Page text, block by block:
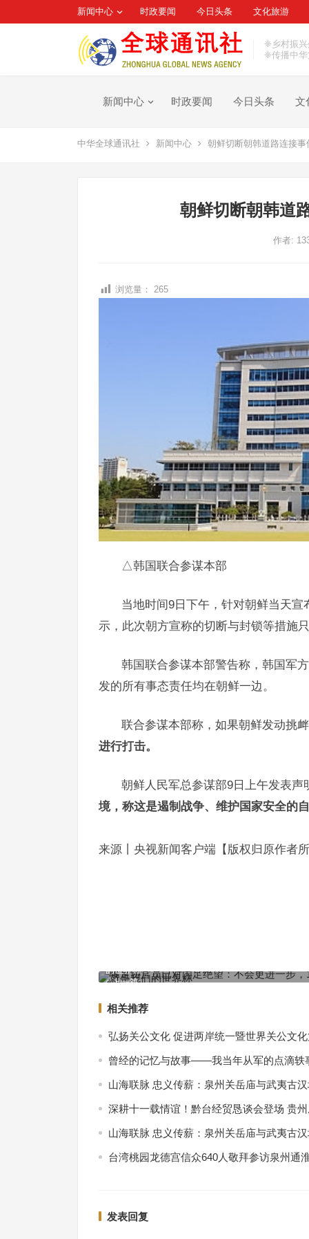
新闻中心 时政要闻 今日头条 文化旅游
❈乡村振
❈传播中
新闻中心 时政要闻 今日头条 文
中华全球通讯社 新闻中心 朝鲜切断朝韩道路连接
朝鲜切断朝韩道
作者:
浏览量： 265
△韩国联合参谋本部
当地时间9日下午，针对朝鲜当天
示，此次朝方宣称的切断与封锁等措施
韩国联合参谋本部警告称，韩国军
发的所有事态责任均在朝鲜一边。
联合参谋本部称，如果朝鲜发动挑
进行打击。
朝鲜人民军总参谋部9日上午发表声
境，称这是遏制战争、维护国家安全的
来源丨央视新闻客户端【版权归原作者
上一篇
的世界杯
相关推荐
弘扬关公文化 促进两岸统一暨世界关公文
曾经的记忆与故事——我当年从军的点滴轶
山海联脉 忠义传薪：泉州关岳庙与武夷古
深耕十一载情谊！黔台经贸恳谈会登场 贵
山海联脉 忠义传薪：泉州关岳庙与武夷古
台湾桃园龙德宫信众640人敬拜参访泉州通
发表回复